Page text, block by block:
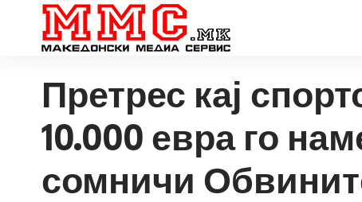
Претрес кај
10.000 евра го
сомничи